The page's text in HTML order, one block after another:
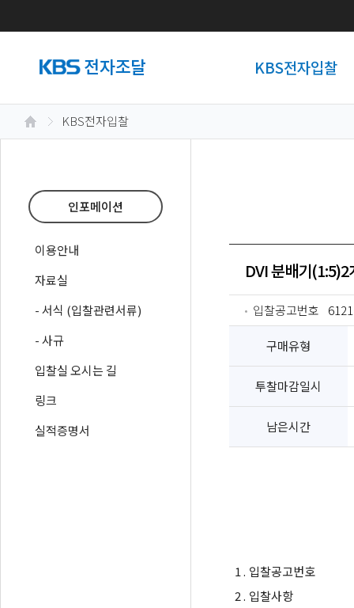
KBS전자입찰
KBS전자입찰
인포메이션
이용안내
자료실
- 서식 (입찰관련서류)
- 사규
입찰실 오시는 길
링크
실적증명서
DVI 분배기
입찰공고번호
구매유형
투찰마감일시
남은시간
1 . 입찰공고번호
2 . 입찰사항